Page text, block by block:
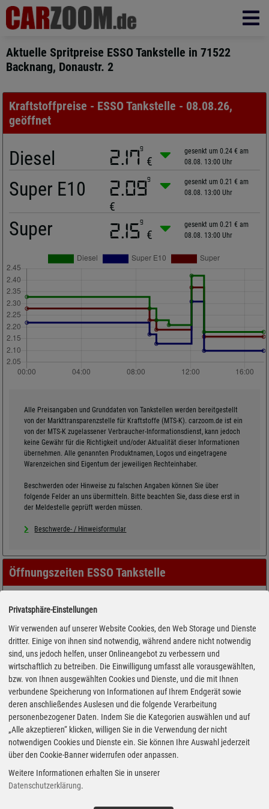
Aktuelle Spritpreise ESSO Tankstelle in 71522
Backnang, Donaustr. 2
Kraftstoffpreise - ESSO Tankstelle - 08.08.26,
geöffnet
Diesel 2.179
€
gesenkt um 0.24 € am
08.08. 13:00 Uhr
Super E10 2.099
€
gesenkt um 0.21 € am
08.08. 13:00 Uhr
Super 2.159
€
gesenkt um 0.21 € am
08.08. 13:00 Uhr
Alle Preisangaben und Grunddaten von Tankstellen werden bereitgestellt
von der Markttransparenzstelle für Kraftstoffe (MTS-K). carzoom.de ist ein
von der MTS-K zugelassener Verbraucher-Informationsdienst, kann jedoch
keine Gewähr für die Richtigkeit und/oder Aktualität dieser Informationen
übernehmen. Alle genannten Produktnamen, Logos und eingetragene
Warenzeichen sind Eigentum der jeweiligen Rechteinhaber.
Beschwerden oder Hinweise zu falschen Angaben können Sie über
folgende Felder an uns übermitteln. Bitte beachten Sie, dass diese erst in
der Meldestelle geprüft werden müssen.
Beschwerde- / Hinweisformular
Öffnungszeiten ESSO Tankstelle
Privatsphäre-Einstellungen
Wir verwenden auf unserer Website Cookies, den Web Storage und Dienste
dritter. Einige von ihnen sind notwendig, während andere nicht notwendig
sind, uns jedoch helfen, unser Onlineangebot zu verbessern und
wirtschaftlich zu betreiben. Die Einwilligung umfasst alle vorausgewählten,
bzw. von Ihnen ausgewählten Cookies und Dienste, und die mit Ihnen
verbundene Speicherung von Informationen auf Ihrem Endgerät sowie
deren anschließendes Auslesen und die folgende Verarbeitung
personenbezogener Daten. Indem Sie die Kategorien auswählen und auf
„Alle akzeptieren“ klicken, willigen Sie in die Verwendung der nicht
notwendigen Cookies und Dienste ein. Sie können Ihre Auswahl jederzeit
über den Cookie-Banner widerrufen oder anpassen.
Weitere Informationen erhalten Sie in unserer
Datenschutzerklärung.